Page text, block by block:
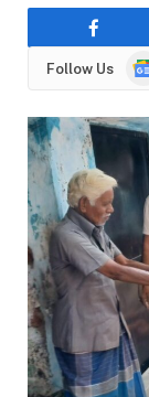
Follow Us